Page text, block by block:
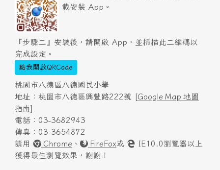
載安裝 App。
『步驟二』安裝後，請開啟 App，並掃描此二維碼以
完成設定。
點我開啟QRCode
桃園市八德區八德國民小學
地址：桃園市八德區興豐路222號 [Google Map 地圖
指南]
電話：03-3682943
傳真：03-3654872
請用
Chrome 、 FireFox或
IE10.0瀏覽器以上
獲得最佳瀏覽效果，謝謝！